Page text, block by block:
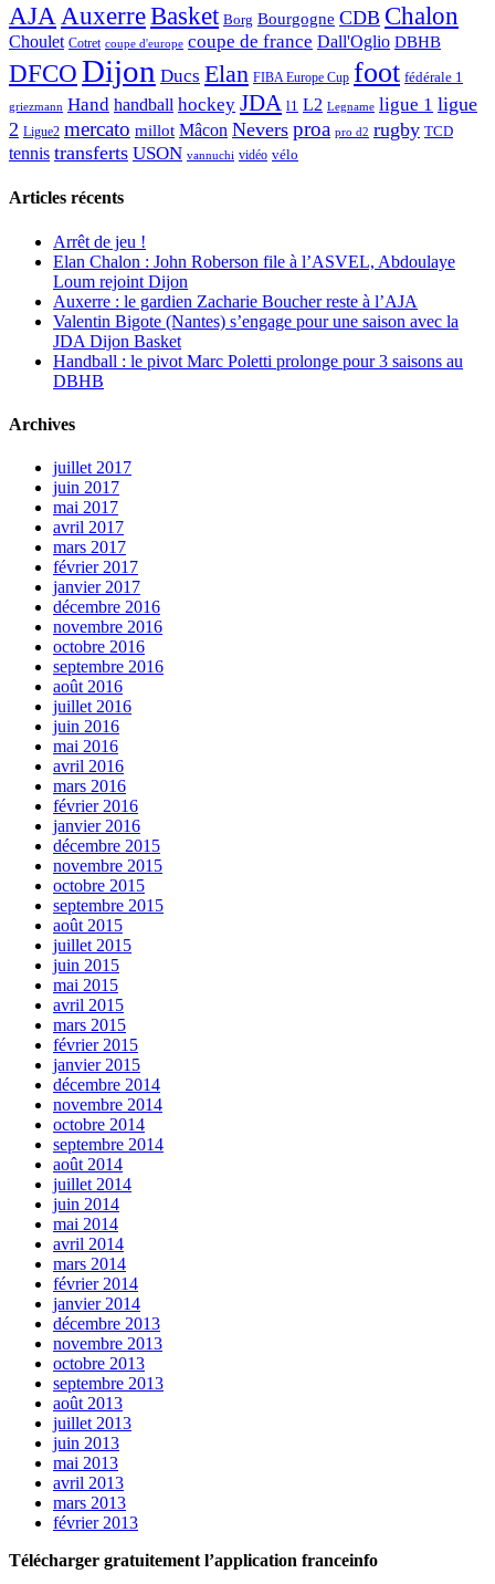
AJAAuxerreBasket Borg Bourgogne CDB Chalon
Choulet Cotret coupe d'europe coupe de france Dall'Oglio DBHB
DFCODijon Ducs Elan FIBA Europe Cup foot fédérale 1
griezmann Hand handball hockey JDA l1 L2 Legname ligue 1 ligue
2 Ligue2 mercato millot Mâcon Nevers proa pro d2 rugby TCD
tennis transferts USON vannuchi vidéo vélo
Articles récents
Arrêt de jeu !
Elan Chalon : John Roberson file à l’ASVEL, Abdoulaye
Loum rejoint Dijon
Auxerre : le gardien Zacharie Boucher reste à l’AJA
Valentin Bigote (Nantes) s’engage pour une saison avec la
JDA Dijon Basket
Handball : le pivot Marc Poletti prolonge pour 3 saisons au
DBHB
Archives
juillet 2017
juin 2017
mai 2017
avril 2017
mars 2017
février 2017
janvier 2017
décembre 2016
novembre 2016
octobre 2016
septembre 2016
août 2016
juillet 2016
juin 2016
mai 2016
avril 2016
mars 2016
février 2016
janvier 2016
décembre 2015
novembre 2015
octobre 2015
septembre 2015
août 2015
juillet 2015
juin 2015
mai 2015
avril 2015
mars 2015
février 2015
janvier 2015
décembre 2014
novembre 2014
octobre 2014
septembre 2014
août 2014
juillet 2014
juin 2014
mai 2014
avril 2014
mars 2014
février 2014
janvier 2014
décembre 2013
novembre 2013
octobre 2013
septembre 2013
août 2013
juillet 2013
juin 2013
mai 2013
avril 2013
mars 2013
février 2013
Télécharger gratuitement l’application franceinfo